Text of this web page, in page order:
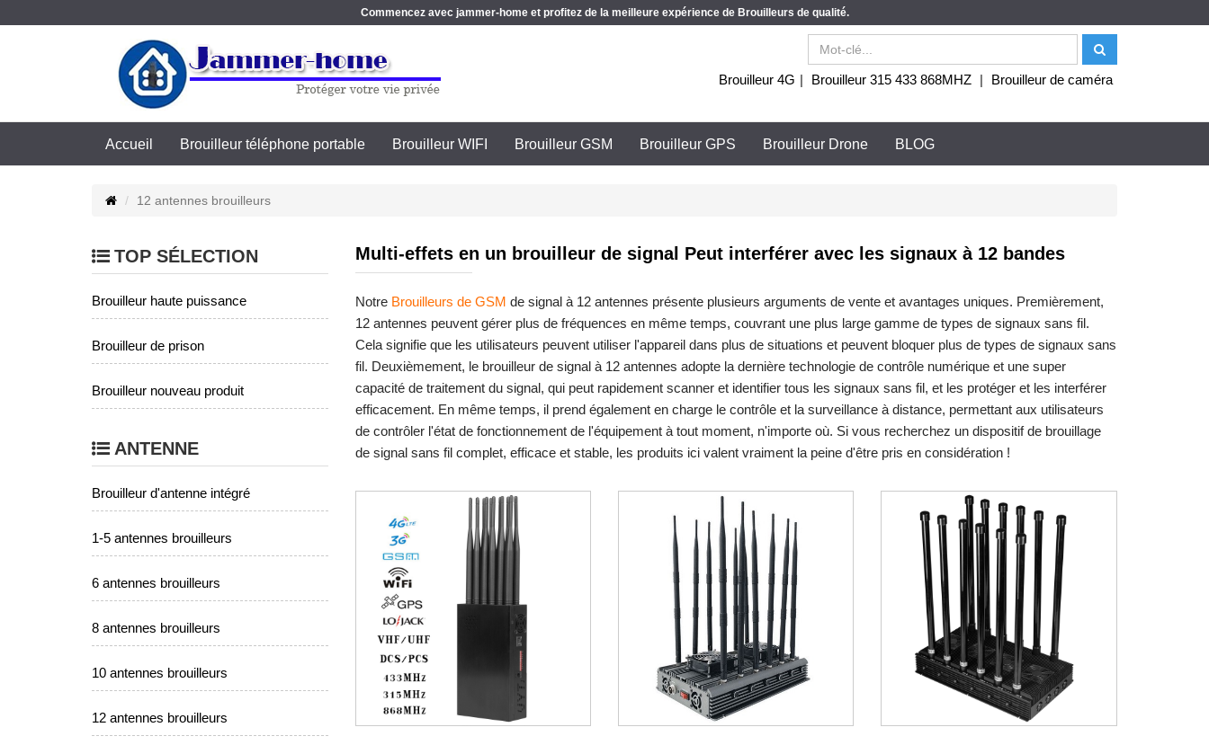
Commencez avec jammer-home et profitez de la meilleure expérience de Brouilleurs de qualité.
Brouilleur 4G | Brouilleur 315 433 868MHZ | Brouilleur de caméra
Accueil Brouilleur téléphone portable Brouilleur WIFI Brouilleur GSM Brouilleur GPS Brouilleur Drone BLOG
12 antennes brouilleurs
Multi-effets en un brouilleur de signal Peut interférer avec les signaux à 12 bandes
Notre Brouilleurs de GSM de signal à 12 antennes présente plusieurs arguments de vente et avantages uniques. Premièrement,
12 antennes peuvent gérer plus de fréquences en même temps, couvrant une plus large gamme de types de signaux sans fil.
Cela signifie que les utilisateurs peuvent utiliser l'appareil dans plus de situations et peuvent bloquer plus de types de signaux sans
fil. Deuxièmement, le brouilleur de signal à 12 antennes adopte la dernière technologie de contrôle numérique et une super
capacité de traitement du signal, qui peut rapidement scanner et identifier tous les signaux sans fil, et les protéger et les interférer
efficacement. En même temps, il prend également en charge le contrôle et la surveillance à distance, permettant aux utilisateurs
de contrôler l'état de fonctionnement de l'équipement à tout moment, n'importe où. Si vous recherchez un dispositif de brouillage
de signal sans fil complet, efficace et stable, les produits ici valent vraiment la peine d'être pris en considération !
TOP SÉLECTION
Brouilleur haute puissance
Brouilleur de prison
Brouilleur nouveau produit
ANTENNE
Brouilleur d'antenne intégré
1-5 antennes brouilleurs
6 antennes brouilleurs
8 antennes brouilleurs
10 antennes brouilleurs
12 antennes brouilleurs